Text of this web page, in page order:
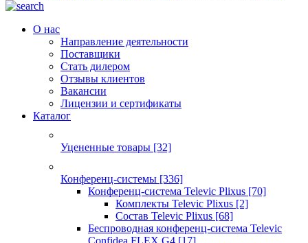
О нас
Направление деятельности
Поставщики
Стать дилером
Отзывы клиентов
Вакансии
Лицензии и сертификаты
Каталог
Уцененные товары [32]
Конференц-системы [336]
Конференц-система Televic Plixus [70]
Комплекты Televic Plixus [2]
Состав Televic Plixus [68]
Беспроводная конференц-система Televic
Confidea FLEX G4 [17]